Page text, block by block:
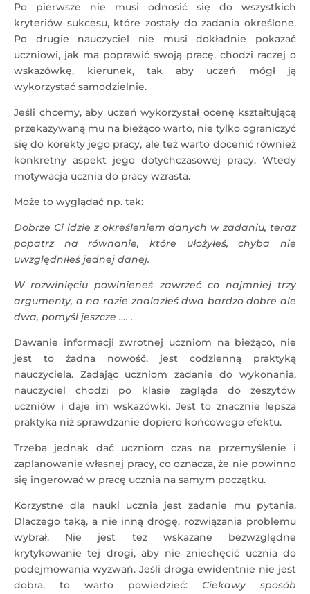
Po pierwsze nie musi odnosić się do wszystkich
kryteriów sukcesu, które zostały do zadania określone.
Po drugie nauczyciel nie musi dokładnie pokazać
uczniowi, jak ma poprawić swoją pracę, chodzi raczej o
wskazówkę, kierunek, tak aby uczeń mógł ją
wykorzystać samodzielnie.
Jeśli chcemy, aby uczeń wykorzystał ocenę kształtującą
przekazywaną mu na bieżąco warto, nie tylko ograniczyć
się do korekty jego pracy, ale też warto docenić również
konkretny aspekt jego dotychczasowej pracy. Wtedy
motywacja ucznia do pracy wzrasta.
Może to wyglądać np. tak:
Dobrze Ci idzie z określeniem danych w zadaniu, teraz
popatrz na równanie, które ułożyłeś, chyba nie
uwzględniłeś jednej danej.
W rozwinięciu powinieneś zawrzeć co najmniej trzy
argumenty, a na razie znalazłeś dwa bardzo dobre ale
dwa, pomyśl jeszcze …. .
Dawanie informacji zwrotnej uczniom na bieżąco, nie
jest to żadna nowość, jest codzienną praktyką
nauczyciela. Zadając uczniom zadanie do wykonania,
nauczyciel chodzi po klasie zagląda do zeszytów
uczniów i daje im wskazówki. Jest to znacznie lepsza
praktyka niż sprawdzanie dopiero końcowego efektu.
Trzeba jednak dać uczniom czas na przemyślenie i
zaplanowanie własnej pracy, co oznacza, że nie powinno
się ingerować w pracę ucznia na samym początku.
Korzystne dla nauki ucznia jest zadanie mu pytania.
Dlaczego taką, a nie inną drogę, rozwiązania problemu
wybrał. Nie jest też wskazane bezwzględne
krytykowanie tej drogi, aby nie zniechęcić ucznia do
podejmowania wyzwań. Jeśli droga ewidentnie nie jest
dobra, to warto powiedzieć: Ciekawy sposób